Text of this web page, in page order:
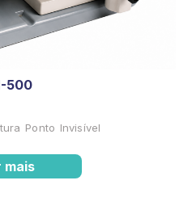
500
Ponto Invisível
mais